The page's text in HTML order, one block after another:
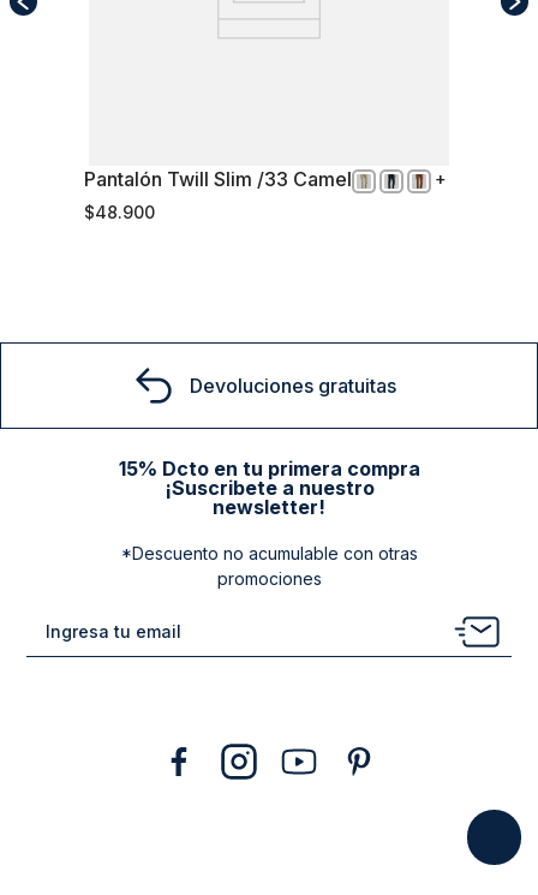
42
Pantalón Twill Slim /33 Camel
$48.900
Devoluciones gratuitas
15% Dcto en tu primera compra
¡Suscribete a nuestro
newsletter!
*Descuento no acumulable con otras
promociones